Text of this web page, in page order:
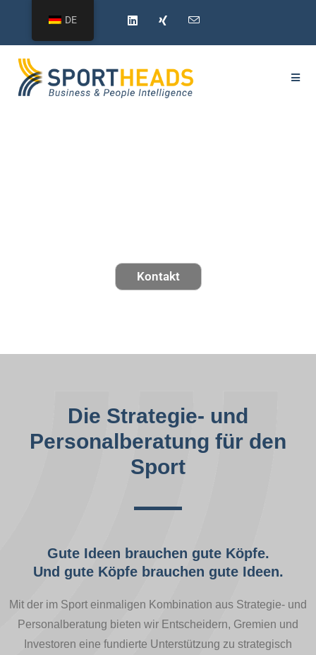
Kontakt
Die Strategie- und
Personalberatung für den
Sport
Gute Ideen brauchen gute Köpfe.
Und gute Köpfe brauchen gute Ideen.
Mit der im Sport einmaligen Kombination aus Strategie- und
Personalberatung bieten wir Entscheidern, Gremien und
Investoren eine fundierte Unterstützung zu strategisch
DE